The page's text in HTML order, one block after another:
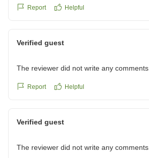
Report Helpful
Verified guest
The reviewer did not write any comments.
Report Helpful
Verified guest
The reviewer did not write any comments.